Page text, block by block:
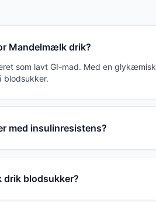
Mandelmælk drik?
som lavt GI-mad. Med en glykæmisk
blodsukker.
med insulinresistens?
drik blodsukker?